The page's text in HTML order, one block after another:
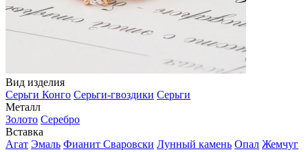
Вид изделия
Серьги Конго Серьги-гвоздики Серьги
Металл
Золото Серебро
Вставка
Агат Эмаль Фианит Сваровски Лунный камень Опал Жемчуг